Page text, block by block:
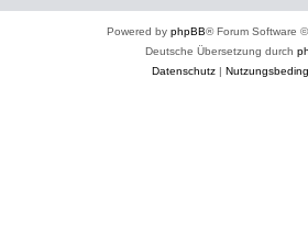
Powered by phpBB® Forum Software
Deutsche Übersetzung durch
Datenschutz|